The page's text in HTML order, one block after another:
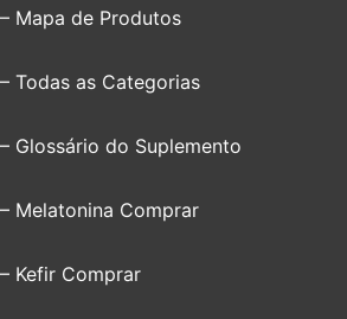
– Mapa de Produtos
– Todas as Categorias
– Glossário do Suplemento
– Melatonina Comprar
– Kefir Comprar